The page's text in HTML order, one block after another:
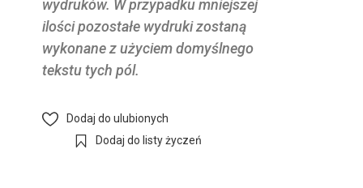
wydruków. W przypadku mniejszej
ilości pozostałe wydruki zostaną
wykonane z użyciem domyślnego
tekstu tych pól.
Dodaj do ulubionych
Dodaj do listy życzeń